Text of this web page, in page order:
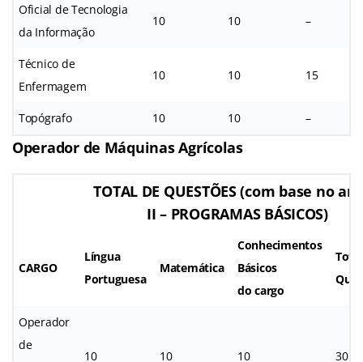
Oficial de Tecnologia
da Informação
10 10 –
Técnico de
Enfermagem
10 10 15
Topógrafo 10 10 –
Operador de Máquinas Agrícolas
TOTAL DE QUESTÕES (com base no
II – PROGRAMAS BÁSICOS)
CARGO
Língua
Portuguesa
Matemática
Conhecimentos
Básicos
do cargo
Operador
de
10 10 10 30